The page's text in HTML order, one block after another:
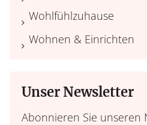
Wohlfühlzuhause
Wohnen & Einrichten
Unser Newsletter
Abonnieren Sie unseren